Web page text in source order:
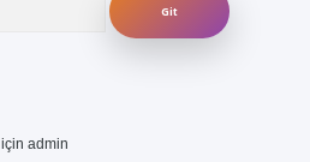
için admin